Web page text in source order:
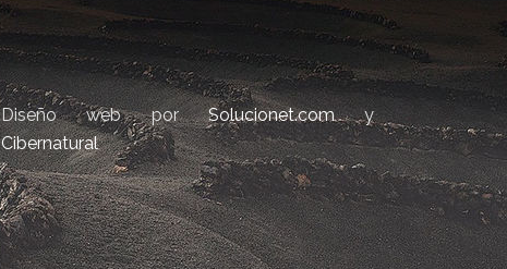
Diseño web porSolucionet.comy
Cibernatural